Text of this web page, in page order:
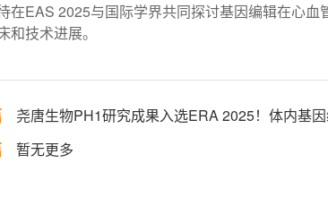
在EAS 2025与国际学界共同探讨基因编辑在心
和技术进展。
尧唐生物PH1研究成果入选ERA 2025！体内基
暂无更多